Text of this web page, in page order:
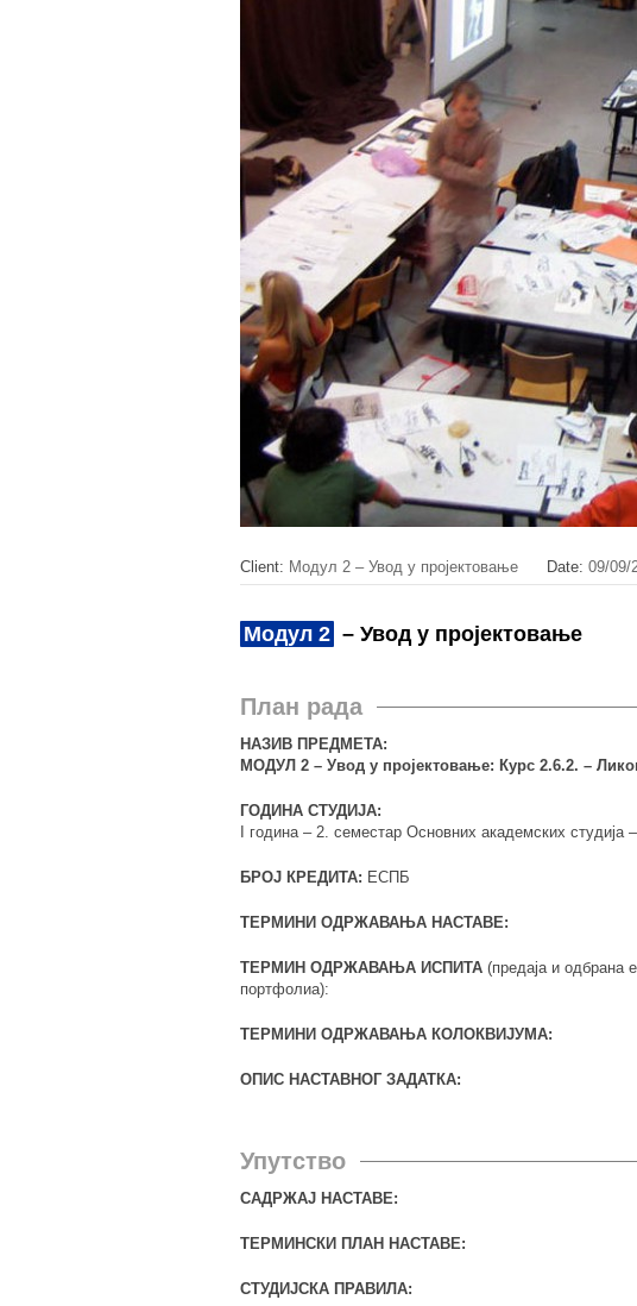
Client: Модул 2 – Увод у пројектовање Date: 09/09/
Модул 2 – Увод у пројектовање
План рада
НАЗИВ ПРЕДМЕТА:
МОДУЛ 2 – Увод у пројектовање: Курс 2.6.2. –
ГОДИНА СТУДИЈА:
I година – 2. семестар Основних академских студија
БРОЈ КРЕДИТА: ЕСПБ
ТЕРМИНИ ОДРЖАВАЊА НАСТАВЕ:
ТЕРМИН ОДРЖАВАЊА ИСПИТА (предаја и одбрана
портфолиа):
ТЕРМИНИ ОДРЖАВАЊА КОЛОКВИЈУМА:
ОПИС НАСТАВНОГ ЗАДАТКА:
Упутство
САДРЖАЈ НАСТАВЕ:
ТЕРМИНСКИ ПЛАН НАСТАВЕ:
СТУДИЈСКА ПРАВИЛА: